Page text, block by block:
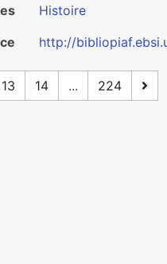
Histoire
http://
13 14 ... 224